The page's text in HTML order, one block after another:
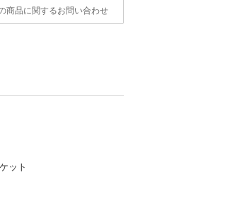
商品に関するお問い合わせ
ット